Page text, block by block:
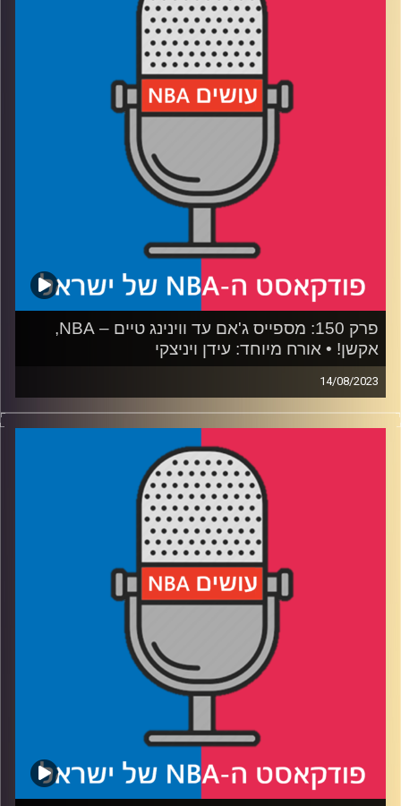
רבע 2: מה עושה מתאם וידאו, והאם האנליטיקס הרסו את
רבע 3: איך מוגדר תדרוך מוצלח, ולמה ללוקה יש מנטליות של
עידן לוצקי
פרק 150: מספייס ג'אם עד ווינינג טיים – NBA,
אקשן! • אורח מיוחד: עידן ויניצקי
14/08/2023
פודקאסט האן.בי.איי עם ערן סורוקה, שרון דוידוביץ׳, משה
דוידוביץ׳ ועידן לוצקי
עידן לוצקי